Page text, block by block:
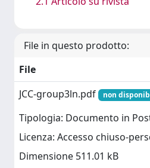
File in questo prodotto:
File
JCC-group3ln.pdf
non
Tipologia: Documento in
Licenza: Accesso chiuso-
Dimensione 511.01 kB